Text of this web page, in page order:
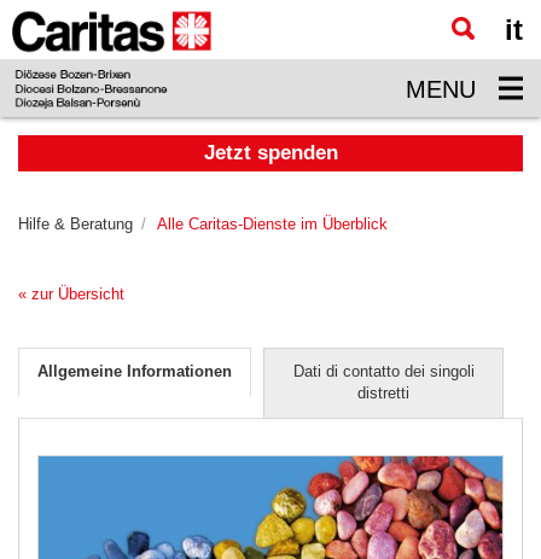
Zum
Hauptinhalt
springen
it
MENU
Jetzt spenden
Hilfe & Beratung Alle Caritas-Dienste im Überblick
« zur Übersicht
Allgemeine Informationen
Dati di contatto dei singoli
distretti